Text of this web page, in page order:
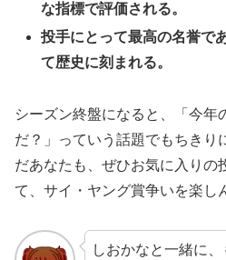
な指標で評価される。
投手にとって最高の名誉で
て歴史に刻まれる。
シーズン終盤になると、「今年
だ？」っていう話題でもちきり
だあなたも、ぜひお気に入りの
て、サイ・ヤング賞争いを楽し
しおかなと一緒に